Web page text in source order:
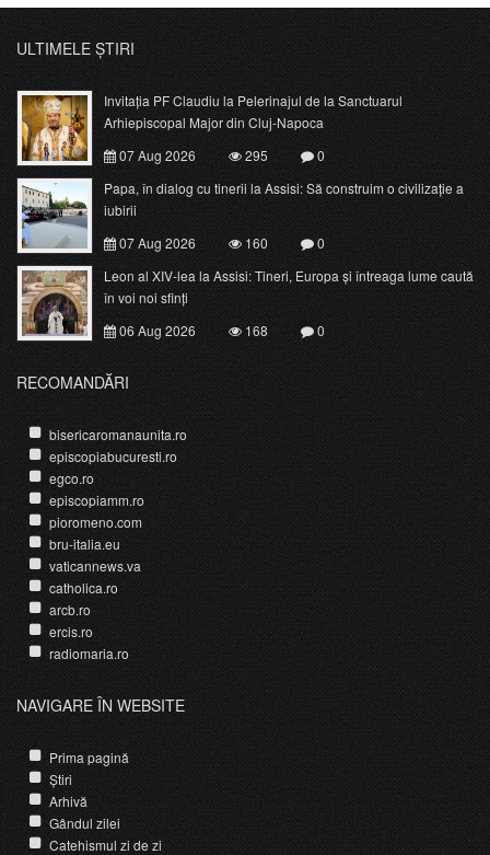
ULTIMELE ȘTIRI
Invitația PF Claudiu la Pelerinajul de la Sanctuarul
Arhiepiscopal Major din Cluj-Napoca
07 Aug 2026
295
0
Papa, în dialog cu tinerii la Assisi: Să construim o civilizație a
iubirii
07 Aug 2026
160
0
Leon al XIV-lea la Assisi: Tineri, Europa și întreaga lume caută
în voi noi sfinți
06 Aug 2026
168 0
RECOMANDĂRI
bisericaromanaunita.ro
episcopiabucuresti.ro
egco.ro
episcopiamm.ro
pioromeno.com
bru-italia.eu
vaticannews.va
catholica.ro
arcb.ro
ercis.ro
radiomaria.ro
NAVIGARE ÎN WEBSITE
Prima pagină
Știri
Arhivă
Gândul zilei
Catehismul zi de zi